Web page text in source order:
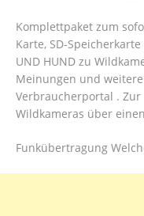
Komplettpaket zum
Karte, SD-
UND HUND zu
Meinungen und
Verbraucherportal .
Wildkameras über
Funkübertragung